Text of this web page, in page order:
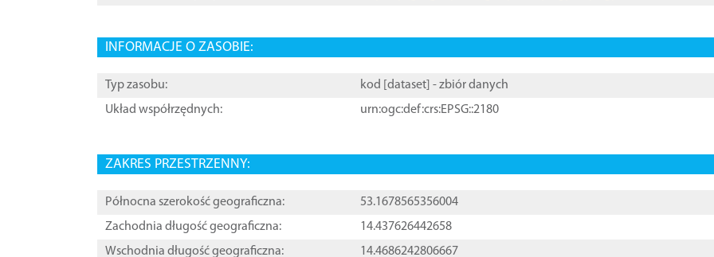
INFORMACJE O ZASOBIE:
Typ zasobu: kod [ dataset ] - zbiór danych
Układ współrzędnych:
urn:ogc:def:crs:EPSG::2180
ZAKRES PRZESTRZENNY:
Północna szerokość geograficzna:
53.1678565356004
Zachodnia długość geograficzna:
14.437626442658
Wschodnia długość geograficzna:
14.4686242806667